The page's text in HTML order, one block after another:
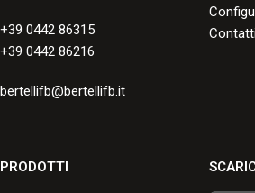
+39 0442 86315
+39 0442 86216
bertellifb@bertellifb.it
Contatti
PRODOTTI